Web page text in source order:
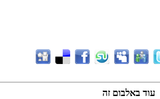
עוד באלבום זה